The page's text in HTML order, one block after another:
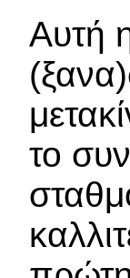
Αυτή
το